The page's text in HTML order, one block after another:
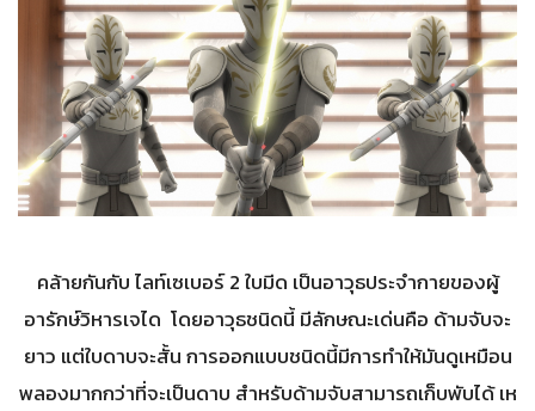
คล้ายกันกับ ไลท์เซเบอร์ 2 ใบมีด เป็นอาวุธประจำกายของผู้
อารักษ์วิหารเจได โดยอาวุธชนิดนี้ มีลักษณะเด่นคือ ด้ามจับจะ
ยาว แต่ใบดาบจะสั้น การออกแบบชนิดนี้มีการทำให้มันดูเหมือน
พลองมากกว่าที่จะเป็นดาบ สำหรับด้ามจับสามารถเก็บพับได้ เห